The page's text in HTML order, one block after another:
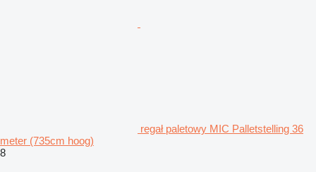
regał paletowy MIC Palletstelling 36
meter (735cm hoog)
8